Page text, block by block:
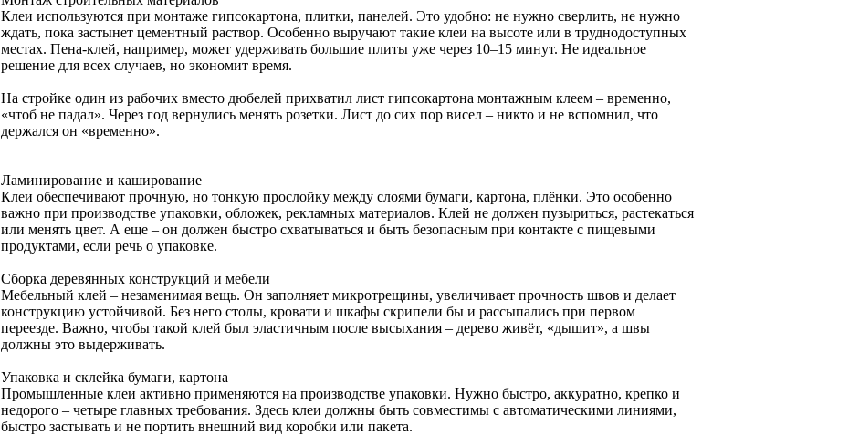
Клеи используются при монтаже гипсокартона, плитки, панелей. Это удобно: не нужно сверлить, не нужно
ждать, пока застынет цементный раствор. Особенно выручают такие клеи на высоте или в труднодоступных
местах. Пена-клей, например, может удерживать большие плиты уже через 10–15 минут. Не идеальное
решение для всех случаев, но экономит время.
На стройке один из рабочих вместо дюбелей прихватил лист гипсокартона монтажным клеем – временно,
«чтоб не падал». Через год вернулись менять розетки. Лист до сих пор висел – никто и не вспомнил, что
держался он «временно».
Ламинирование и каширование
Клеи обеспечивают прочную, но тонкую прослойку между слоями бумаги, картона, плёнки. Это особенно
важно при производстве упаковки, обложек, рекламных материалов. Клей не должен пузыриться, растекаться
или менять цвет. А еще – он должен быстро схватываться и быть безопасным при контакте с пищевыми
продуктами, если речь о упаковке.
Сборка деревянных конструкций и мебели
Мебельный клей – незаменимая вещь. Он заполняет микротрещины, увеличивает прочность швов и делает
конструкцию устойчивой. Без него столы, кровати и шкафы скрипели бы и рассыпались при первом
переезде. Важно, чтобы такой клей был эластичным после высыхания – дерево живёт, «дышит», а швы
должны это выдерживать.
Упаковка и склейка бумаги, картона
Промышленные клеи активно применяются на производстве упаковки. Нужно быстро, аккуратно, крепко и
недорого – четыре главных требования. Здесь клеи должны быть совместимы с автоматическими линиями,
быстро застывать и не портить внешний вид коробки или пакета.